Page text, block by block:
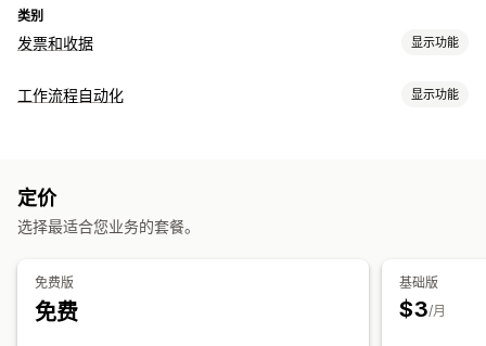
类别
发票和收据 显示功能
文件类型
自定义
颜色和字体
品牌营销 字段
文件管理
批量下载
打印和导出 报告
工作流程自动化 显示功能
定价
选择最适合您业务的套餐。
免费版
免费
基础版
$3/月